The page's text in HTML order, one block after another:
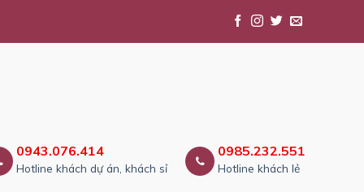
0943.076.414
Hotline khách dự án, khách sỉ
0985.232.551
Hotline khách lẻ